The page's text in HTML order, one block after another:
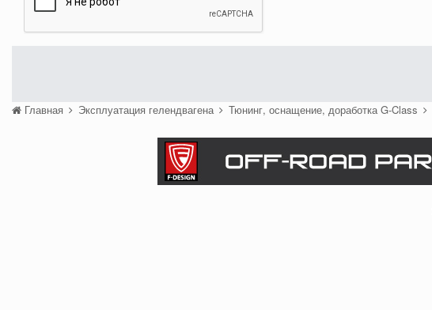
Главная Эксплуатация гелендвагена Тюнинг, оснащение, доработка G-Class